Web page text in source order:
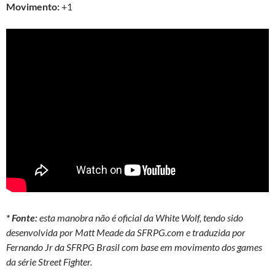
Movimento:+1
* Fonte:esta manobra não é oficial da White Wolf, tendo sido
desenvolvida por Matt Meade da SFRPG.com e traduzida por
Fernando Jr da SFRPG Brasil com base em movimento dos games
da série Street Fighter.